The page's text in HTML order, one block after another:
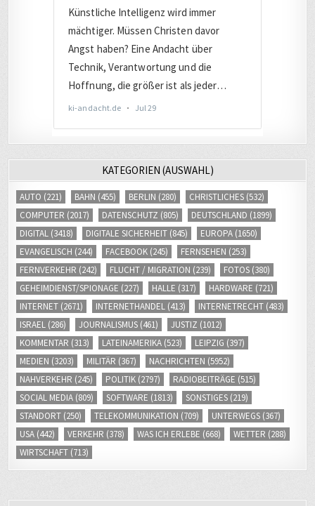
AUTO(221) BAHN(455) BERLIN(280) CHRISTLICHES(532)
COMPUTER
(2017) DATENSCHUTZ (805) DEUTSCHLAND(1899)
DIGITAL (3418) DIGITALE SICHERHEIT(845) EUROPA(1650)
EVANGELISCH (244) FACEBOOK(245) FERNSEHEN(253)
FERNVERKEHR(242) FLUCHT / MIGRATION(239) FOTOS
GEHEIMDIENST/SPIONAGE(227) HALLE (317) HARDWARE(721)
INTERNET(2671) INTERNETHANDEL(413) INTERNETRECHT(483)
ISRAEL(286) JOURNALISMUS(461) JUSTIZ
(1012)
KOMMENTAR
(313) LATEINAMERIKA (523) LEIPZIG
MEDIEN(3203) MILITÄR(367) NACHRICHTEN(5952)
NAHVERKEHR(245) POLITIK (2797) RADIOBEITRÄGE
SOCIAL MEDIA (809) SOFTWARE(1813) SONSTIGES(219)
STANDORT(250) TELEKOMMUNIKATION (709) UNTERWEGS
USA(442) VERKEHR(378) WAS ICH ERLEBE (668) WETTER(288)
WIRTSCHAFT(713)